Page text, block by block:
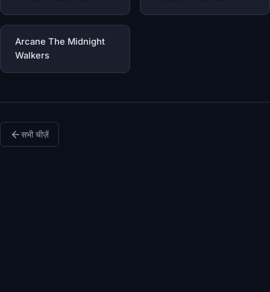
Arcane The Midnight
Walkers
सभी चीज़ें